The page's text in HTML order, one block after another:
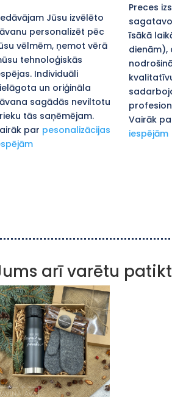
Jūsu izvēlēto
personalizēt pēc
vēlmēm, ņemot vērā
tehnoloģiskās
Individuāli
un oriģināla
sagādās neviltotu
tās saņēmējam.
par pesonalizācijas
Preces
īsākā
dienām),
Vairāk
iespējām
arī varētu